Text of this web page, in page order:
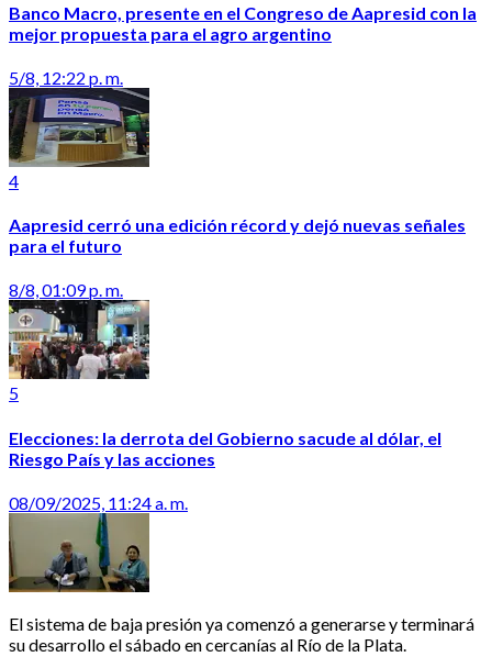
Banco Macro, presente en el Congreso de Aapresid con la
mejor propuesta para el agro argentino
5/8, 12:22 p. m.
4
Aapresid cerró una edición récord y dejó nuevas señales
para el futuro
8/8, 01:09 p. m.
5
Elecciones: la derrota del Gobierno sacude al dólar, el
Riesgo País y las acciones
08/09/2025, 11:24 a. m.
El sistema de baja presión ya comenzó a generarse y terminará
su desarrollo el sábado en cercanías al Río de la Plata.